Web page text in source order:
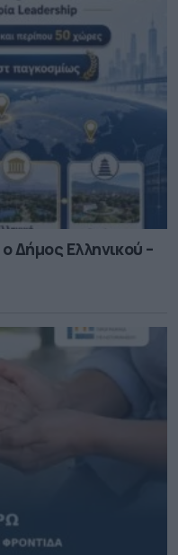
Δήμος Ελληνικού –